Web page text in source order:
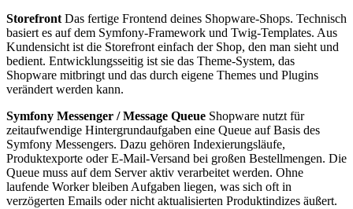
Storefront Das fertige Frontend deines Shopware-Shops. Technisch
basiert es auf dem Symfony-Framework und Twig-Templates. Aus
Kundensicht ist die Storefront einfach der Shop, den man sieht und
bedient. Entwicklungsseitig ist sie das Theme-System, das
Shopware mitbringt und das durch eigene Themes und Plugins
verändert werden kann.
Symfony Messenger / Message Queue Shopware nutzt für
zeitaufwendige Hintergrundaufgaben eine Queue auf Basis des
Symfony Messengers. Dazu gehören Indexierungsläufe,
Produktexporte oder E-Mail-Versand bei großen Bestellmengen. Die
Queue muss auf dem Server aktiv verarbeitet werden. Ohne
laufende Worker bleiben Aufgaben liegen, was sich oft in
verzögerten Emails oder nicht aktualisierten Produktindizes äußert.